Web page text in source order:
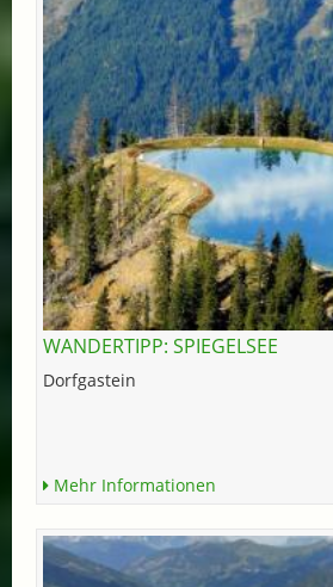
WANDERTIPP: SPIEGELSEE
Dorfgastein
Mehr Informationen